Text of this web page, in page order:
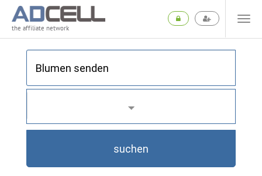
the affiliate network
suchen